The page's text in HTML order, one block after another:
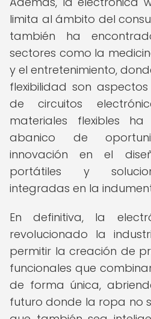
limita al ámbito del
también ha
sectores como la
y el entretenimiento,
flexibilidad son
de circuitos
materiales flexibles
abanico de
innovación en el
portátiles y
integradas en la
En definitiva, la
revolucionado la
permitir la creación de
funcionales que
de forma única,
futuro donde la ropa no